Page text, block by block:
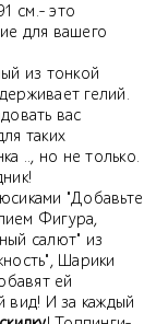
см.- это
для вашего
из тонкой
гелий.
вас
таких
.., но не только.
"Добавьте
Фигура,
салют" из
Шарики
ей
вид! И за каждый